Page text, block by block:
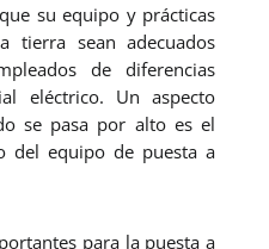
su equipo y prácticas
tierra sean adecuados
de diferencias
eléctrico. Un aspecto
se pasa por alto es el
del equipo de puesta a
para la puesta a